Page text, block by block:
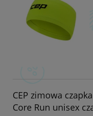
CEP zimowa
Core Run unisex